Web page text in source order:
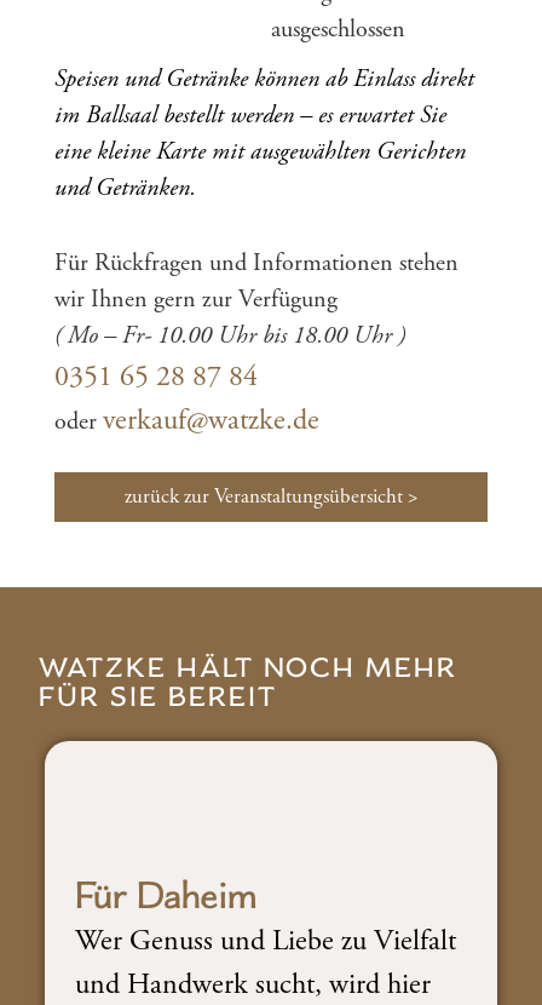
ausgeschlossen
Speisen und Getränke können ab Einlass direkt
im Ballsaal bestellt werden – es erwartet Sie
eine kleine Karte mit ausgewählten Gerichten
und Getränken.
Für Rückfragen und Informationen stehen
wir Ihnen gern zur Verfügung
( Mo – Fr- 10.00 Uhr bis 18.00 Uhr )
0351 65 28 87 84
oder verkauf@watzke.de
zurück zur Veranstaltungsübersicht >
WATZKE HÄLT NOCH MEHR
FÜR SIE BEREIT
Für Daheim
Wer Genuss und Liebe zu Vielfalt
und Handwerk sucht, wird hier